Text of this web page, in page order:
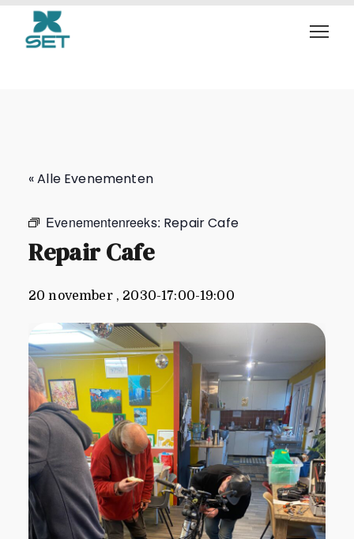
Repair Cafe
« Alle Evenementen
Evenementenreeks: Repair Cafe
Repair Cafe
20 november , 2030-17:00-19:00